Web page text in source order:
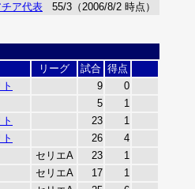
ア代表 55/3（2006/8/2 時点）
リーグ 試合 得点
9
0
5
1
23
1
26
4
セリエA 23
1
セリエA 17
1